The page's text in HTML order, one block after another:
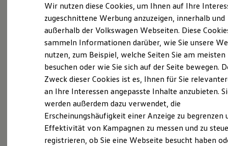
Elektroautos
ID. Tutorials
Elektrofahrzeugkonzepte
Reichweite
Reichweite der ID. Modelle
Reichweite im Winter
Laden
Laden unterwegs
Laden Zuhause
Ladezeitensimulator
Batterie
Sicherheit
(Impressum & Rechtliches)
Ganz selbstverständlich.Das
Gebrauchtwagen-
Wir nutzen diese Cookies, um Ihnen auf Ihre
zugeschnittene Werbung anzuzeigen, innerhalb und
außerhalb der Volkswagen Webseiten. Diese
sammeln Informationen darüber, wie Sie unsere
nutzen, zum Beispiel, welche Seiten Sie am meisten
besuchen oder wie Sie sich auf der Seite bewegen.
Zweck dieser Cookies ist es, Ihnen für Sie
an Ihre Interessen angepasste Inhalte anzubieten.
werden außerdem dazu verwendet, die
Erscheinungshäufigkeit einer Anzeige zu begrenzen
Effektivität von Kampagnen zu messen und zu
registrieren, ob Sie eine Webseite besucht haben